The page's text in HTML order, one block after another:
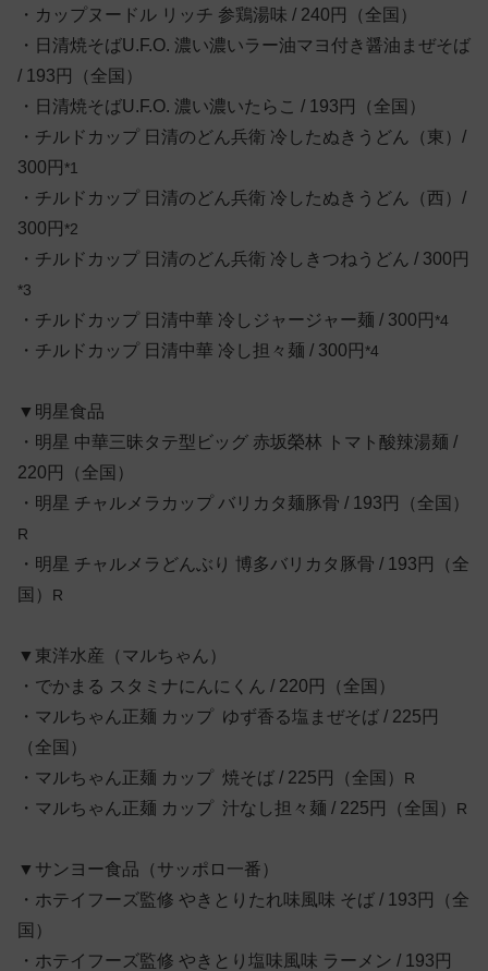
・カップヌードル リッチ 参鶏湯味 / 240円（全国）
・日清焼そばU.F.O. 濃い濃いラー油マヨ付き醤油まぜそば
/ 193円（全国）
・日清焼そばU.F.O. 濃い濃いたらこ / 193円（全国）
・チルドカップ 日清のどん兵衛 冷したぬきうどん（東）/
300円 *1
・チルドカップ 日清のどん兵衛 冷したぬきうどん（西）/
300円 *2
・チルドカップ 日清のどん兵衛 冷しきつねうどん / 300円
*3
・チルドカップ 日清中華 冷しジャージャー麺 / 300円 *4
・チルドカップ 日清中華 冷し担々麺 / 300円 *4
▼明星食品
・明星 中華三昧タテ型ビッグ 赤坂榮林 トマト酸辣湯麺 /
220円（全国）
・明星 チャルメラカップ バリカタ麺豚骨 / 193円（全国）
R
・明星 チャルメラどんぶり 博多バリカタ豚骨 / 193円（全
国） R
▼東洋水産（マルちゃん）
・でかまる スタミナにんにくん / 220円（全国）
・マルちゃん正麺 カップ ゆず香る塩まぜそば / 225円
（全国）
・マルちゃん正麺 カップ 焼そば / 225円（全国） R
・マルちゃん正麺 カップ 汁なし担々麺 / 225円（全国） R
▼サンヨー食品（サッポロ一番）
・ホテイフーズ監修 やきとりたれ味風味 そば / 193円（全
国）
・ホテイフーズ監修 やきとり塩味風味 ラーメン / 193円